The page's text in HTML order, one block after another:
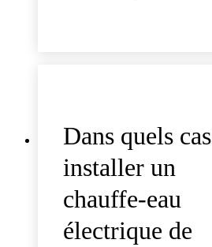
Dans quels cas
installer un
chauffe-eau
électrique de